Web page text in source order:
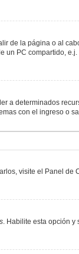
de la página o al
PC compartido,
determinados
con el ingreso o
visite el Panel
. Habilite esta opción y